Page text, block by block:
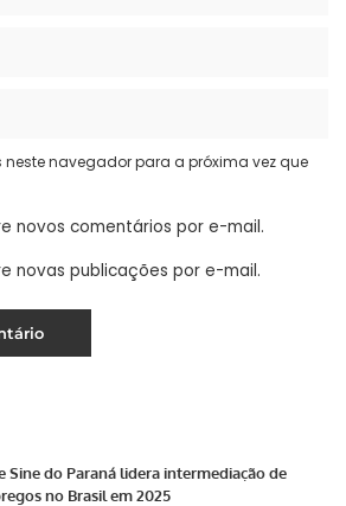
navegador para a próxima vez que
novos comentários por e-mail.
novas publicações por e-mail.
Sine do Paraná lidera intermediação de
no Brasil em 2025